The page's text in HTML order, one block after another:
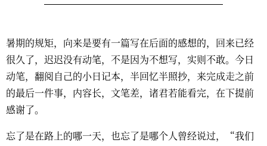
暑期的规矩，向来是要有一篇写在后面的感想的，回来已经
很久了，迟迟没有动笔，不是因为不想写，实则不敢。今日
动笔，翻阅自己的小日记本，半回忆半照抄，来完成走之前
的最后一件事，内容长，文笔差，诸君若能看完，在下提前
感谢了。
忘了是在路上的哪一天，也忘了是哪个人曾经说过，“我们